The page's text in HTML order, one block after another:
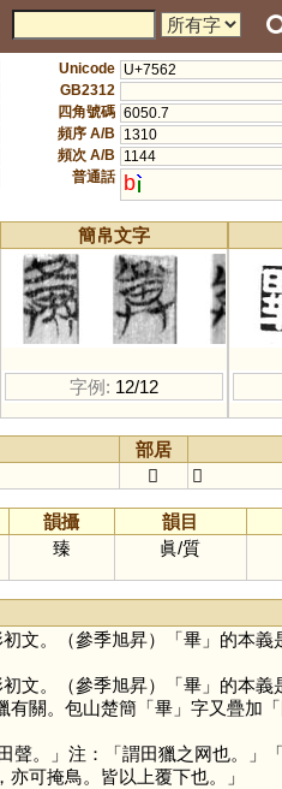
Unicode U+7562
GB2312
四角號碼 6050.7
頻序 A/B
1310
頻次 A/B
1144
普通話 b
簡帛文字
字例: 12/12
部居
𠦒 𤲃
韻攝 韻目
臻 眞/質
文。（參季旭昇）「畢」的本義
文。（參季旭昇）「畢」的本義
有關。包山楚簡「畢」字又疊加「
。」注：「謂田獵之网也。」
可掩鳥。皆以上覆下也。」